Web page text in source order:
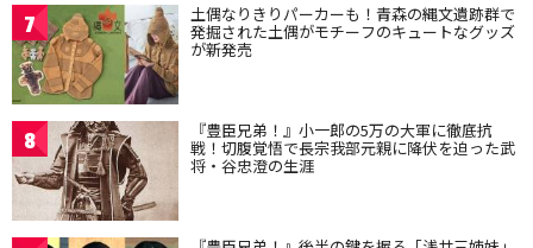
7 土偶なりきりパーカーも！青森の縄文遺跡群で
発掘された土偶がモチーフのキュートなグッズ
が新発売
8 『豊臣兄弟！』小一郎の5万の大軍に徹底抗
戦！切腹覚悟で長宗我部元親に降伏を迫った武
将・谷忠澄の生涯